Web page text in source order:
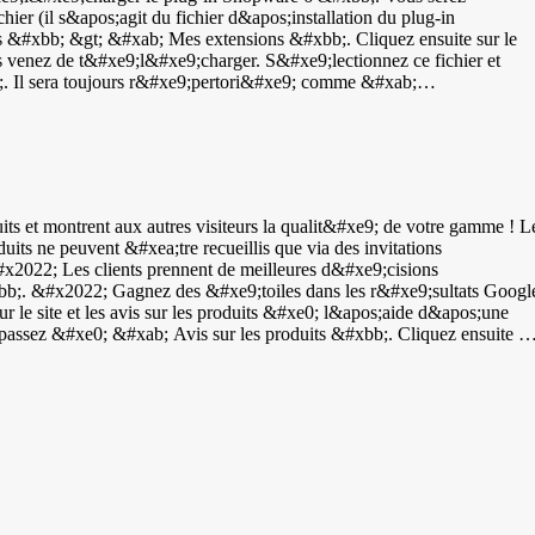
(il s&apos;agit du fichier d&apos;installation du plug-in
&gt; &#xab; Mes extensions &#xbb;. Cliquez ensuite sur le
de t&#xe9;l&#xe9;charger. S&#xe9;lectionnez ce fichier et
Il sera toujours r&#xe9;pertori&#xe9; comme &#xab;
vous devez encore le configurer. Cliquez &#xe0;
champs correspondants dans Shopware. Facultatif : activez
jusqu&apos;&#xe0; la section &#xab; Invitations &#xbb;.
S&#xe9;lectionnez &#xe9;galement le param&#xe8;tre de
des invitations &#xe0; laisser un avis apr&#xe8;s leur
et montrent aux autres visiteurs la qualit&#xe9; de votre gamme !
ne peuvent &#xea;tre recueillis que via des invitations
Les clients prennent de meilleures d&#xe9;cisions
&#x2022; Gagnez des &#xe9;toiles dans les r&#xe9;sultats
le site et les avis sur les produits &#xe0; l&apos;aide d&apos;une
sur les produits par l&apos;interm&#xe9;diaire d&apos;un
&#xe9;galement la possibilit&#xe9; d&apos;&#xe9;valuer vos
un avis sur un produit, connectez-vous &#xe0; votre tableau de
l&apos;ic&#xf4;ne grise repr&#xe9;sentant un panier. Vous
appliqu&#xe9; automatiquement afin que vous puissiez
permet de distinguer facilement les produits les uns des
Il existe diff&#xe9;rents types de codes GTIN : &#x2022;